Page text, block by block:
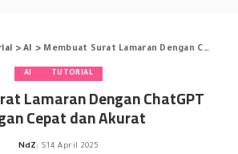
>AI > Membuat Surat Lamaran Dengan ChatGPT Dengan Cepat dan Akurat
AI TUTORIAL
Lamaran Dengan ChatGPT
Cepat dan Akurat
NdZ 14 April 2025